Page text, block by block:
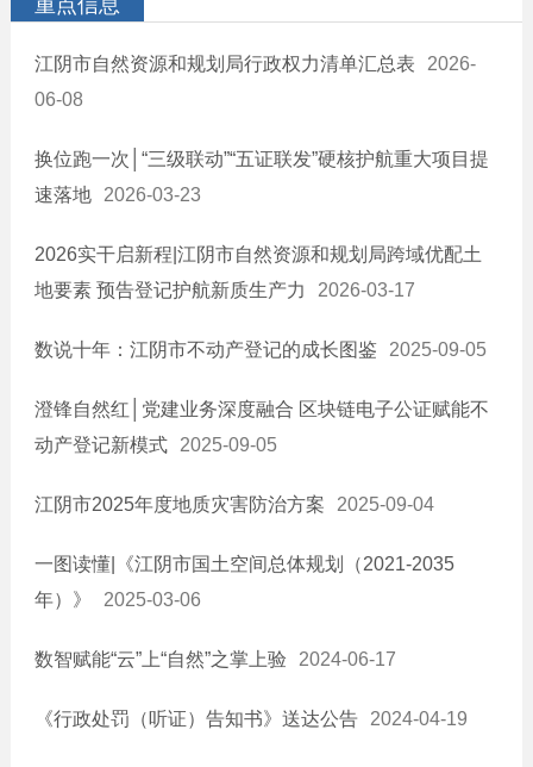
重点信息
江阴市自然资源和规划局行政权力清单汇总表
2026-
06-08
换位跑一次│“三级联动”“五证联发”硬核护航重大项目提
速落地
2026-03-23
2026实干启新程|江阴市自然资源和规划局跨域优配土
地要素 预告登记护航新质生产力
2026-03-17
数说十年：江阴市不动产登记的成长图鉴 2025-09-05
澄锋自然红│党建业务深度融合 区块链电子公证赋能不
动产登记新模式
2025-09-05
江阴市2025年度地质灾害防治方案 2025-09-04
一图读懂|《江阴市国土空间总体规划（2021-2035
年）》
2025-03-06
数智赋能“云”上“自然”之掌上验 2024-06-17
《行政处罚（听证）告知书》送达公告 2024-04-19